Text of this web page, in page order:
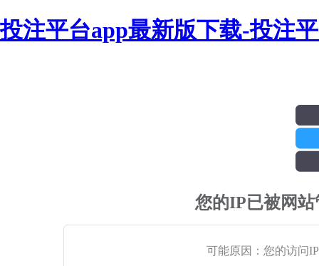
投注平台app最新版下载-投注
您的IP已被网
可能原因：您的访问